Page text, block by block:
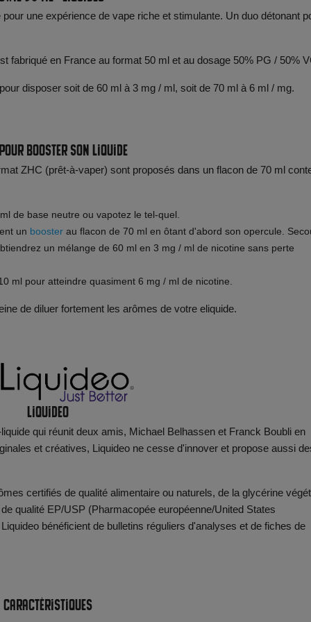
une expérience de vape riche et stimulante. Un duo détonant
fabriqué en France au format 50 ml et au dosage 50% PG / 50%
disposer soit de 60 ml à 3 mg / ml, soit de 70 ml à 6 ml / mg.
pour booster son liquide
ZHC (prêt-à-vaper) sont proposés dans un flacon de 70 ml
de base neutre ou vapotez le tel-quel.
un booster au flacon de 70 ml en ôtant d'abord son opercule.
un mélange de 60 ml en 3 mg / ml de nicotine sans perte
ml pour atteindre quasiment 6 mg / ml de nicotine.
de diluer fortement les arômes de votre eliquide.
Liquideo
qui réunit deux amis, Michael Belhassen et Franck Boubli en
et créatives, Liquideo ne cesse d'innover et propose aussi
certifiés de qualité alimentaire ou naturels, de la glycérine
qualité EP/USP (Pharmacopée européenne/United States
bénéficient de bulletins réguliers d'analyses et de fiches de
Caractéristiques